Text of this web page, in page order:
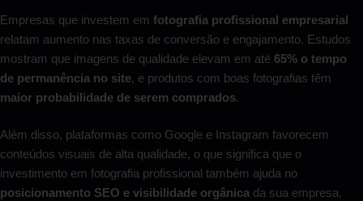
Empresas que investem em fotografia profissional empresarial
relatam aumento nas taxas de conversão e engajamento. Estudos
mostram que imagens de qualidade elevam em até 65% o tempo
de permanência no site, e produtos com boas fotografias têm
maior probabilidade de serem comprados.
Além disso, plataformas como Google e Instagram favorecem
conteúdos visuais de alta qualidade, o que significa que o
investimento em fotografia profissional também ajuda no
posicionamento SEO e visibilidade orgânica da sua empresa.